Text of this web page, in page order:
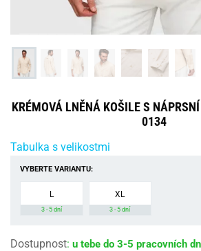
KRÉMOVÁ LNĚNÁ KOŠILE S
0134
Tabulka s velikostmi
VYBERTE VARIANTU:
L
3 - 5 dní
XL
3 - 5 dní
Dostupnost: u tebe do 3-5 pracovních